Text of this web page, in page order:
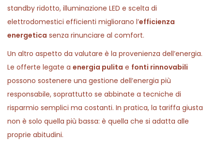
standby ridotto, illuminazione LED e scelta di
elettrodomestici efficienti migliorano l’efficienza
energetica senza rinunciare al comfort.
Un altro aspetto da valutare è la provenienza dell’energia.
Le offerte legate a energia pulita e fonti rinnovabili
possono sostenere una gestione dell’energia più
responsabile, soprattutto se abbinate a tecniche di
risparmio semplici ma costanti. In pratica, la tariffa giusta
non è solo quella più bassa: è quella che si adatta alle
proprie abitudini.